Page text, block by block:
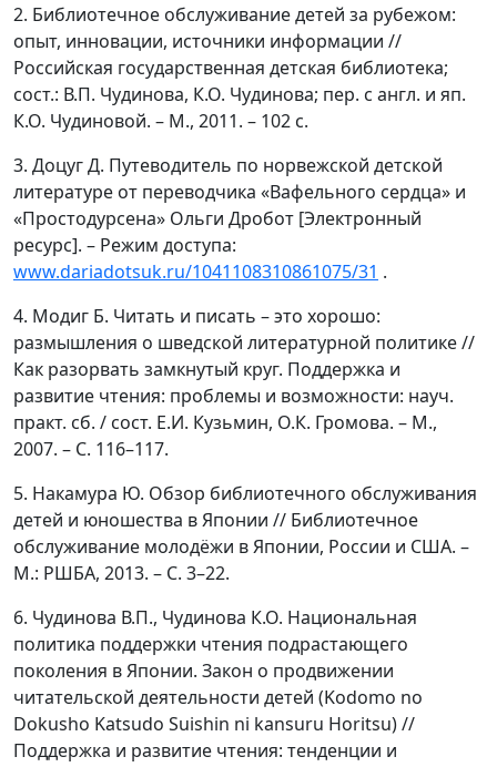
2. Библиотечное обслуживание детей за рубежом:
опыт, инновации, источники информации //
Российская государственная детская библиотека;
сост.: В.П. Чудинова, К.О. Чудинова; пер. с англ. и яп.
К.О. Чудиновой. – М., 2011. – 102 с.
3. Доцуг Д. Путеводитель по норвежской детской
литературе от переводчика «Вафельного сердца» и
«Простодурсена» Ольги Дробот [Электронный
ресурс]. – Режим доступа:
www.dariadotsuk.ru/1041108310861075/31 .
4. Модиг Б. Читать и писать – это хорошо:
размышления о шведской литературной политике //
Как разорвать замкнутый круг. Поддержка и
развитие чтения: проблемы и возможности: науч.
практ. сб. / сост. Е.И. Кузьмин, О.К. Громова. – М.,
2007. – С. 116–117.
5. Накамура Ю. Обзор библиотечного обслуживания
детей и юношества в Японии // Библиотечное
обслуживание молодёжи в Японии, России и США. –
М.: РШБА, 2013. – С. 3–22.
6. Чудинова В.П., Чудинова К.О. Национальная
политика поддержки чтения подрастающего
поколения в Японии. Закон о продвижении
читательской деятельности детей (Kodomo no
Dokusho Katsudo Suishin ni kansuru Horitsu) //
Поддержка и развитие чтения: тенденции и